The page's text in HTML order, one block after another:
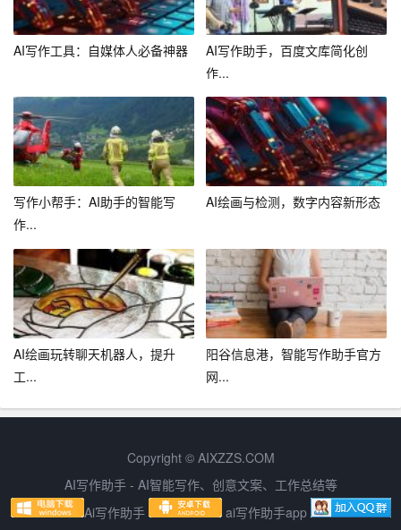
而提升自己的写作水平。
总之，AI智能写作的一键成文功能让创作更加高效，为创
作者带来了无尽的想象空间。只要我们正确使用这个工
具，就能在写作的道路上越走越远，创作出更多优秀的作
品。同时，我们也要警惕过度依赖AI智能写作，保持自己
的思考和表达能力，让科技与人文相互融合，共同推动文
学创作的繁荣发展。
AI写作工具：自媒体人必备神器
AI写作助手，百度文库简化创
作...
写作小帮手：AI助手的智能写
作...
AI绘画与检测，数字内容新形态
AI绘画玩转聊天机器人，提升
工...
阳谷信息港，智能写作助手官方
网...
Copyright © AIXZZS.COM
AI写作助手 - AI智能写作、创意文案、工作总结等
Ai写作助手
ai写作助手app